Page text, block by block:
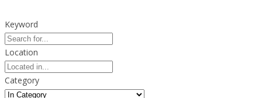
Keyword
Location
Category